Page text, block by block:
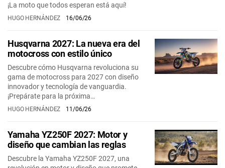
¡La moto que todos esperan está aquí!
HUGO HERNÁNDEZ 16/06/26
Husqvarna 2027: La nueva era del
motocross con estilo único
Descubre cómo Husqvarna revoluciona su
gama de motocross para 2027 con diseño
innovador y tecnología de vanguardia.
¡Prepárate para la próxima…
HUGO HERNÁNDEZ 11/06/26
Yamaha YZ250F 2027: Motor y
diseño que cambian las reglas
Descubre la Yamaha YZ250F 2027, una